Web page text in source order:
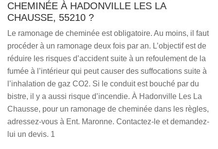
CHEMINÉE À HADONVILLE LES LA
CHAUSSE, 55210 ?
Le ramonage de cheminée est obligatoire. Au moins, il faut
procéder à un ramonage deux fois par an. L’objectif est de
réduire les risques d’accident suite à un refoulement de la
fumée à l’intérieur qui peut causer des suffocations suite à
l’inhalation de gaz CO2. Si le conduit est bouché par du
bistre, il y a aussi risque d’incendie. À Hadonville Les La
Chausse, pour un ramonage de cheminée dans les règles,
adressez-vous à Ent. Maronne. Contactez-le et demandez-
lui un devis. 1